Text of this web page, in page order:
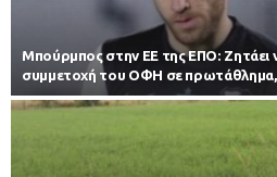
Μπούρμπος στην ΕΕ της ΕΠΟ: Ζητάει
συμμετοχή του ΟΦΗ σε πρωτάθλημα,